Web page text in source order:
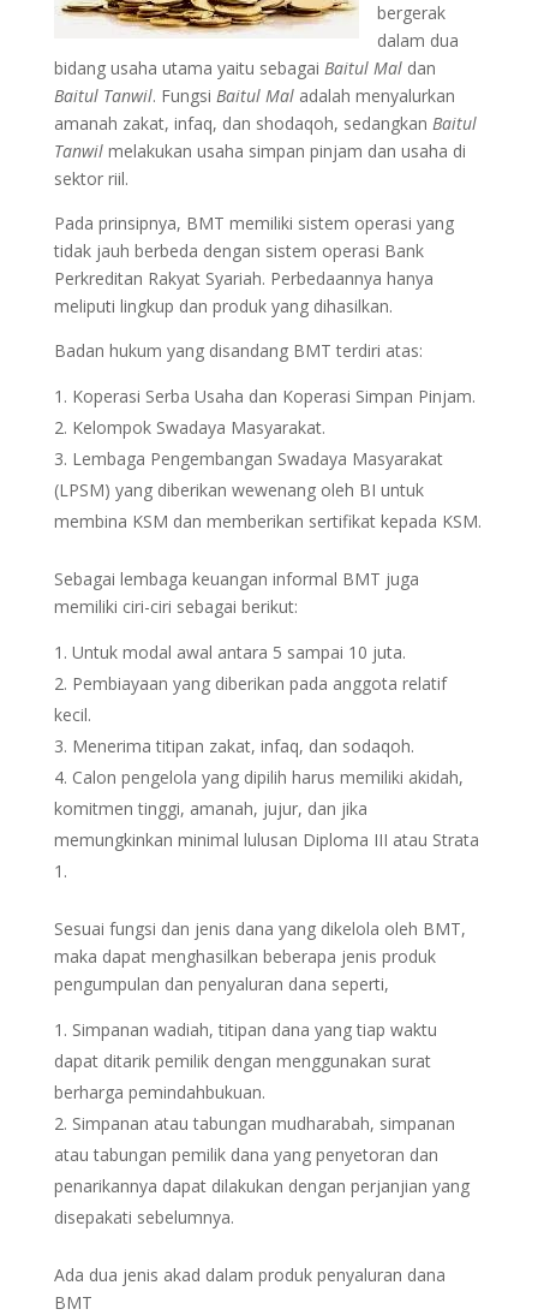
bergerak
dalam dua
bidang usaha utama yaitu sebagai Baitul Maldan
Baitul Tanwil. Fungsi Baitul Maladalah menyalurkan
amanah zakat, infaq, dan shodaqoh, sedangkan Baitul
Tanwilmelakukan usaha simpan pinjam dan usaha di
sektor riil.
Pada prinsipnya, BMT memiliki sistem operasi yang
tidak jauh berbeda dengan sistem operasi Bank
Perkreditan Rakyat Syariah. Perbedaannya hanya
meliputi lingkup dan produk yang dihasilkan.
Badan hukum yang disandang BMT terdiri atas:
Koperasi Serba Usaha dan Koperasi Simpan Pinjam.
Kelompok Swadaya Masyarakat.
Lembaga Pengembangan Swadaya Masyarakat
(LPSM) yang diberikan wewenang oleh BI untuk
membina KSM dan memberikan sertifikat kepada KSM.
Sebagai lembaga keuangan informal BMT juga
memiliki ciri-ciri sebagai berikut:
Untuk modal awal antara 5 sampai 10 juta.
Pembiayaan yang diberikan pada anggota relatif
kecil.
Menerima titipan zakat, infaq, dan sodaqoh.
Calon pengelola yang dipilih harus memiliki akidah,
komitmen tinggi, amanah, jujur, dan jika
memungkinkan minimal lulusan Diploma III atau Strata
1.
Sesuai fungsi dan jenis dana yang dikelola oleh BMT,
maka dapat menghasilkan beberapa jenis produk
pengumpulan dan penyaluran dana seperti,
Simpanan wadiah, titipan dana yang tiap waktu
dapat ditarik pemilik dengan menggunakan surat
berharga pemindahbukuan.
Simpanan atau tabungan mudharabah, simpanan
atau tabungan pemilik dana yang penyetoran dan
penarikannya dapat dilakukan dengan perjanjian yang
disepakati sebelumnya.
Ada dua jenis akad dalam produk penyaluran dana
BMT